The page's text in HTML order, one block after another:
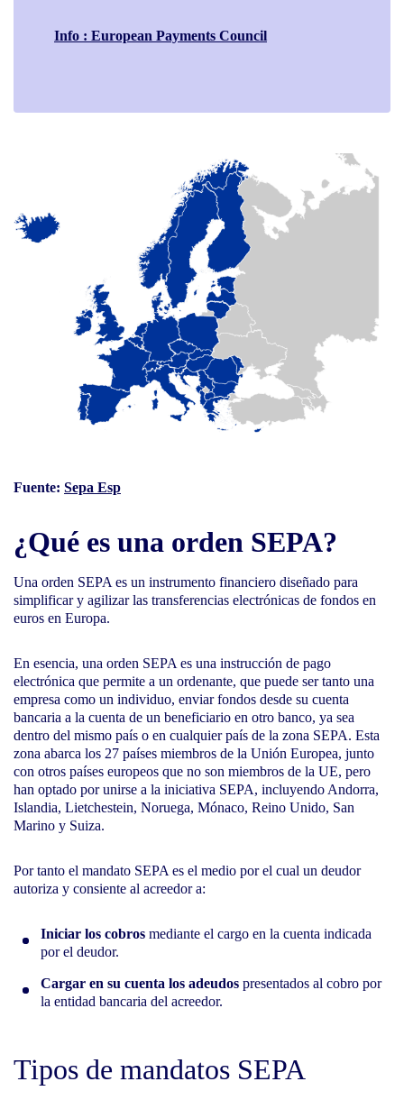
Info : European Payments Council
Fuente: Sepa Esp
¿Qué es una orden SEPA?
Una orden SEPA es un instrumento financiero diseñado para
simplificar y agilizar las transferencias electrónicas de fondos en
euros en Europa.
En esencia, una orden SEPA es una instrucción de pago
electrónica que permite a un ordenante, que puede ser tanto una
empresa como un individuo, enviar fondos desde su cuenta
bancaria a la cuenta de un beneficiario en otro banco, ya sea
dentro del mismo país o en cualquier país de la zona SEPA. Esta
zona abarca los 27 países miembros de la Unión Europea, junto
con otros países europeos que no son miembros de la UE, pero
han optado por unirse a la iniciativa SEPA, incluyendo Andorra,
Islandia, Lietchestein, Noruega, Mónaco, Reino Unido, San
Marino y Suiza.
Por tanto el mandato SEPA es el medio por el cual un deudor
autoriza y consiente al acreedor a:
Iniciar los cobros mediante el cargo en la cuenta indicada
por el deudor.
Cargar en su cuenta los adeudos presentados al cobro por
la entidad bancaria del acreedor.
Tipos de mandatos SEPA